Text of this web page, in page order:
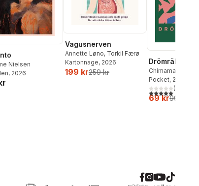
Nielsen
, 2026
Vagusnerven
Annette Løno, Torkil Færø
Kartonnage, 2026
199 kr259 kr
Drömräkning
Chimamanda
Pocket, 2026
5,0utav 5(
69 kr99 kr